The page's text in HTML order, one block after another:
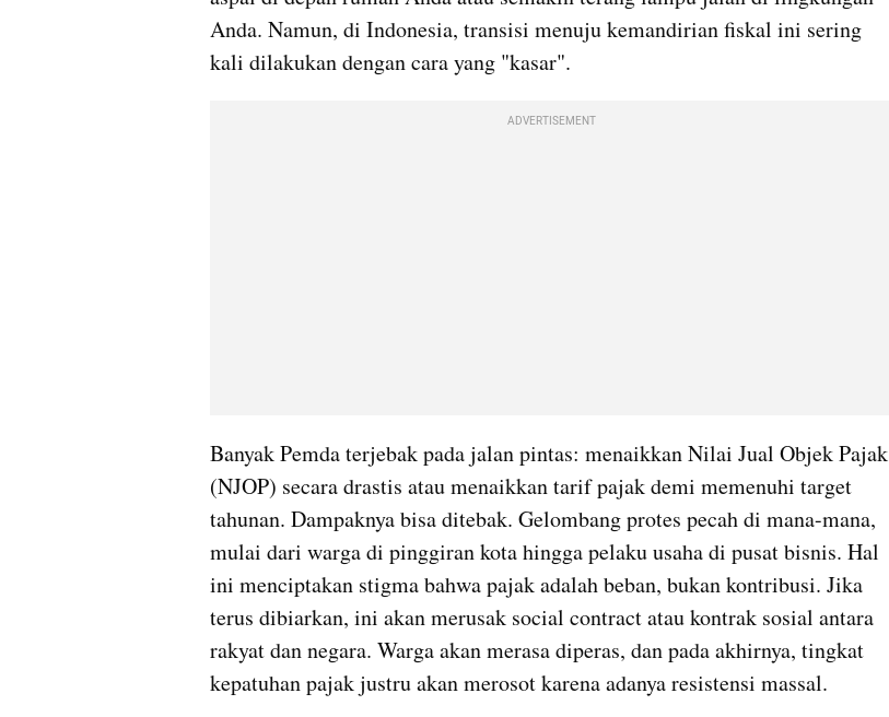
Anda. Namun, di Indonesia, transisi menuju kemandirian fiskal ini sering
kali dilakukan dengan cara yang "kasar".
ADVERTISEMENT
Banyak Pemda terjebak pada jalan pintas: menaikkan Nilai Jual Objek Pajak
(NJOP) secara drastis atau menaikkan tarif pajak demi memenuhi target
tahunan. Dampaknya bisa ditebak. Gelombang protes pecah di mana-mana,
mulai dari warga di pinggiran kota hingga pelaku usaha di pusat bisnis. Hal
ini menciptakan stigma bahwa pajak adalah beban, bukan kontribusi. Jika
terus dibiarkan, ini akan merusak social contract atau kontrak sosial antara
rakyat dan negara. Warga akan merasa diperas, dan pada akhirnya, tingkat
kepatuhan pajak justru akan merosot karena adanya resistensi massal.